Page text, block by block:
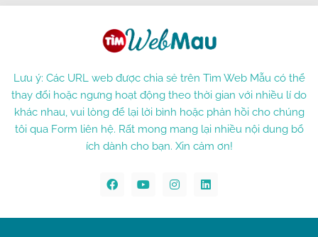
Lưu ý: Các URL web được chia sẻ trên Tìm Web Mẫu có thể
thay đổi hoặc ngưng hoạt động theo thời gian với nhiều lí do
khác nhau, vui lòng để lại lời bình hoặc phản hồi cho chúng
tôi qua Form liên hệ. Rất mong mang lại nhiều nội dung bổ
ích dành cho bạn. Xin cảm ơn!